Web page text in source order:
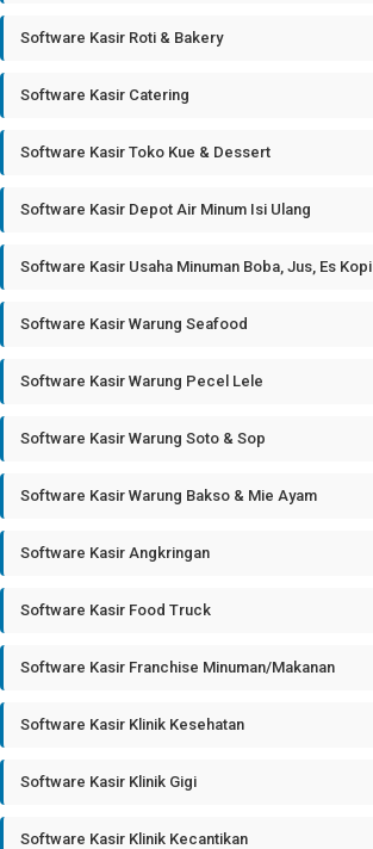
Software Kasir Roti & Bakery
Software Kasir Catering
Software Kasir Toko Kue & Dessert
Software Kasir Depot Air Minum Isi Ulang
Software Kasir Usaha Minuman Boba, Jus, Es Kopi
Software Kasir Warung Seafood
Software Kasir Warung Pecel Lele
Software Kasir Warung Soto & Sop
Software Kasir Warung Bakso & Mie Ayam
Software Kasir Angkringan
Software Kasir Food Truck
Software Kasir Franchise Minuman/Makanan
Software Kasir Klinik Kesehatan
Software Kasir Klinik Gigi
Software Kasir Klinik Kecantikan